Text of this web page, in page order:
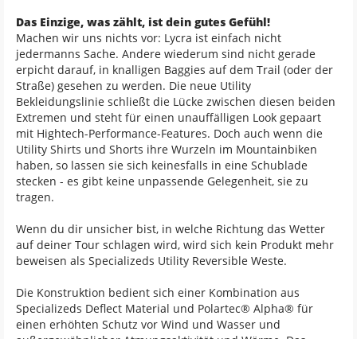
Das Einzige, was zählt, ist dein gutes Gefühl!
Machen wir uns nichts vor: Lycra ist einfach nicht
jedermanns Sache. Andere wiederum sind nicht gerade
erpicht darauf, in knalligen Baggies auf dem Trail (oder der
Straße) gesehen zu werden. Die neue Utility
Bekleidungslinie schließt die Lücke zwischen diesen beiden
Extremen und steht für einen unauffälligen Look gepaart
mit Hightech-Performance-Features. Doch auch wenn die
Utility Shirts und Shorts ihre Wurzeln im Mountainbiken
haben, so lassen sie sich keinesfalls in eine Schublade
stecken - es gibt keine unpassende Gelegenheit, sie zu
tragen.
Wenn du dir unsicher bist, in welche Richtung das Wetter
auf deiner Tour schlagen wird, wird sich kein Produkt mehr
beweisen als Specializeds Utility Reversible Weste.
Die Konstruktion bedient sich einer Kombination aus
Specializeds Deflect Material und Polartec® Alpha® für
einen erhöhten Schutz vor Wind und Wasser und